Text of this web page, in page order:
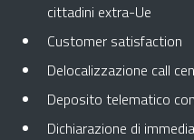
cittadini extra-Ue
Customer satisfaction
Delocalizzazione call
Deposito telematico
Dichiarazione di